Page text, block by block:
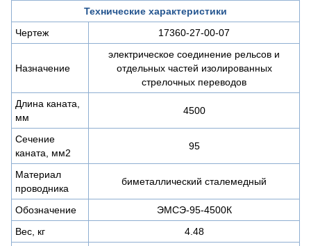
Технические характеристики
Чертеж
17360-27-00-07
Назначение
электрическое соединение рельсов и
отдельных частей изолированных
стрелочных переводов
Длина каната,
мм
4500
Сечение
каната, мм2
95
Материал
проводника
биметаллический сталемедный
Обозначение
ЭМСЭ-95-4500К
Вес, кг
4.48